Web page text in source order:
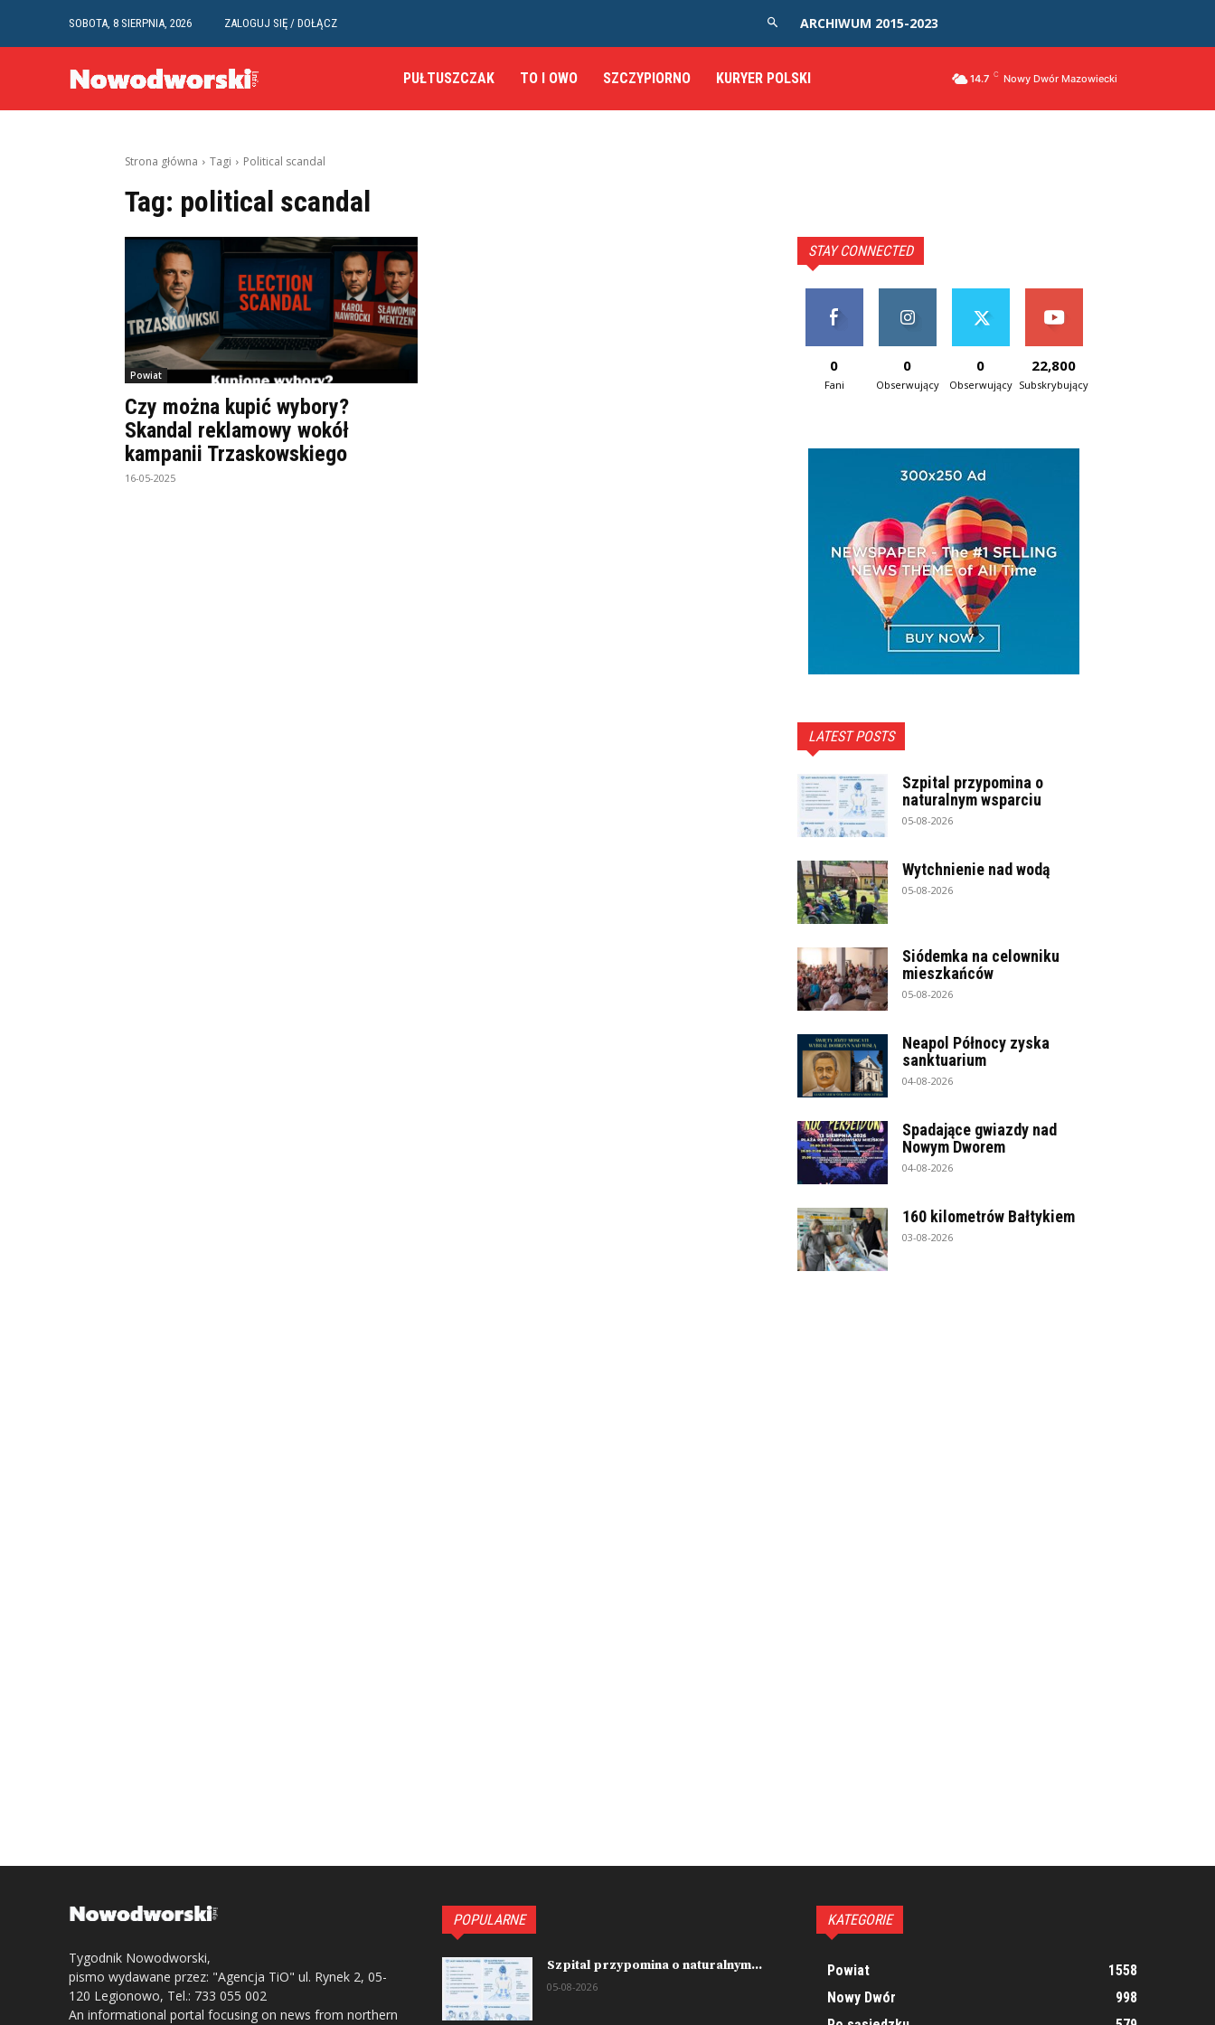
SOBOTA, 8 SIERPNIA, 2026 ZALOGUJ SIĘ / DOŁĄCZ ARCHIWUM 2015-2023
PUŁTUSZCZAK TO I OWO SZCZYPIORNO KURYER POLSKI 14.7 C Nowy Dwór Mazowiecki
Strona główna Tagi Political scandal
Tag: political scandal
Powiat
Czy można kupić wybory?
Skandal reklamowy wokół
kampanii Trzaskowskiego
16-05-2025
STAY CONNECTED
0
Fani
0
Obserwujący
0
Obserwujący
22,800
Subskrybujący
LATEST POSTS
Szpital przypomina o
naturalnym wsparciu
05-08-2026
Wytchnienie nad wodą
05-08-2026
Siódemka na celowniku
mieszkańców
05-08-2026
Neapol Północy zyska
sanktuarium
04-08-2026
Spadające gwiazdy nad
Nowym Dworem
04-08-2026
160 kilometrów Bałtykiem
03-08-2026
Tygodnik Nowodworski,
pismo wydawane przez: "Agencja TiO" ul. Rynek 2, 05-
120 Legionowo, Tel.: 733 055 002
An informational portal focusing on news from northern
POPULARNE
Szpital przypomina o naturalnym...
05-08-2026
KATEGORIE
Powiat
1558
Nowy Dwór
998